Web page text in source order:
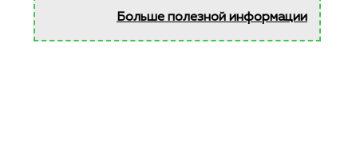
Больше полезной информации